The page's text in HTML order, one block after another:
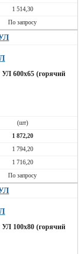
1 514,30
По запросу
600х65 (горячий
(шт)
1 872,20
1 794,20
1 716,20
По запросу
100х80 (горячий